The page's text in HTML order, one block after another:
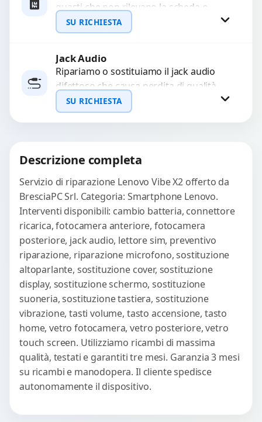
WhatsApp
guasti che non rilevano la scheda o
interrompono il segnale. Utilizziamo
ricambi testati e garantiti...
SU RICHIESTA
Richiedi Preventivo
WhatsApp
Jack Audio
Ripariamo o sostituiamo il jack audio
difettoso che causa perdita di qualità
sonora o impossibilità di collegare cuffie
e accessori....
SU RICHIESTA
Descrizione completa
Servizio di riparazione Lenovo Vibe X2 offerto da
BresciaPC Srl. Categoria: Smartphone Lenovo.
Interventi disponibili: cambio batteria, connettore
ricarica, fotocamera anteriore, fotocamera
posteriore, jack audio, lettore sim, preventivo
riparazione, riparazione microfono, sostituzione
altoparlante, sostituzione cover, sostituzione
display, sostituzione schermo, sostituzione
suoneria, sostituzione tastiera, sostituzione
vibrazione, tasti volume, tasto accensione, tasto
home, vetro fotocamera, vetro posteriore, vetro
touch screen. Utilizziamo ricambi di massima
qualità, testati e garantiti tre mesi. Garanzia 3 mesi
su ricambi e manodopera. Il cliente spedisce
autonomamente il dispositivo.